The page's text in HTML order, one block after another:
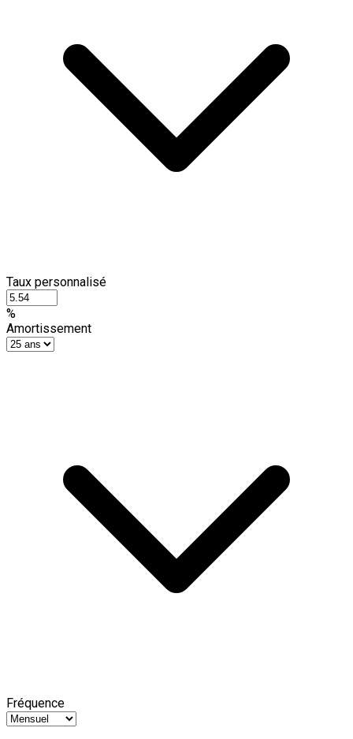
Taux personnalisé
%
Amortissement
Fréquence